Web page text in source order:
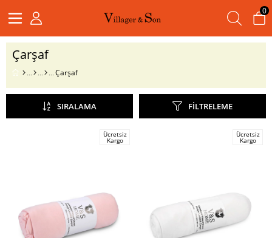
0
Çarşaf
Çarşaf
FILTRELEME
SIRALAMA
Ücretsiz
Kargo
Ücretsiz
Kargo